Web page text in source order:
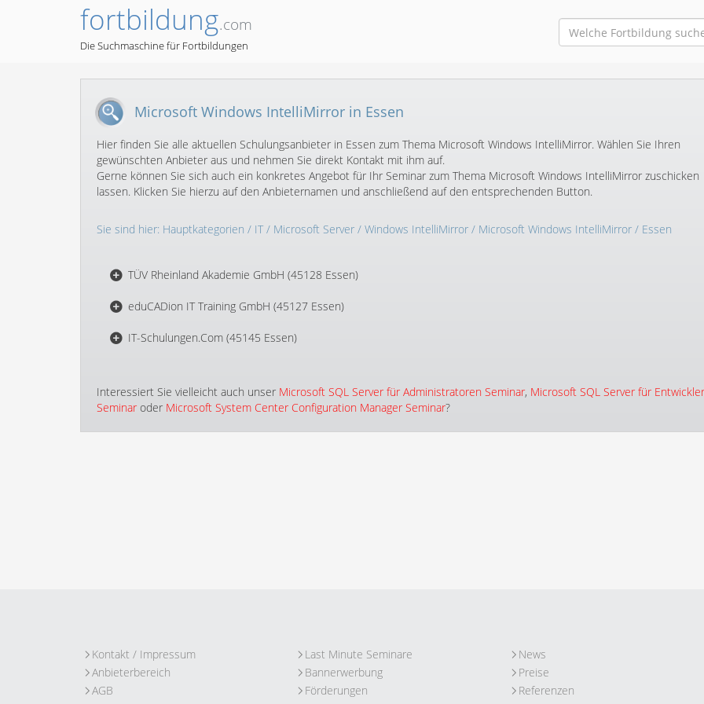
fortbildung.com
Die Suchmaschine für Fortbildungen
Microsoft Windows IntelliMirror in Essen
Hier finden Sie alle aktuellen Schulungsanbieter in Essen zum Thema Microsoft Windows IntelliMirror. Wählen Sie Ihren
gewünschten Anbieter aus und nehmen Sie direkt Kontakt mit ihm auf.
Gerne können Sie sich auch ein konkretes Angebot für Ihr Seminar zum Thema Microsoft Windows IntelliMirror zuschicken
lassen. Klicken Sie hierzu auf den Anbieternamen und anschließend auf den entsprechenden Button.
Sie sind hier: Hauptkategorien / IT/ Microsoft Server / Windows IntelliMirror / Microsoft Windows IntelliMirror / Essen
TÜV Rheinland Akademie GmbH (45128 Essen)
eduCADion IT Training GmbH (45127 Essen)
IT-Schulungen.Com (45145 Essen)
Interessiert Sie vielleicht auch unser Microsoft SQL Server für Administratoren Seminar, Microsoft SQL Server für Entwickler
Seminar oder Microsoft System Center Configuration Manager Seminar?
Kontakt / Impressum
Anbieterbereich
AGB
Last Minute Seminare
Bannerwerbung
Förderungen
News
Preise
Referenzen